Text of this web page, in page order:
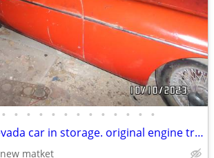
• • • • • • • • • • • • •
1967 MGB GT nevada car in storage. original engine tranny wire wheels
new matket